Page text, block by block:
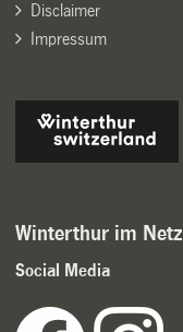
Disclaimer
Impressum
Winterthur im Netz
Social Media